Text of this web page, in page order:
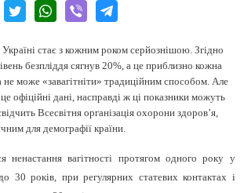
стає з кожним роком серйознішою. Згідно
безпліддя сягнув 20%, а це приблизно кожна
не може «завагітніти» традиційним способом. Але
офіційні дані, насправді ж ці показники можуть
Всесвітня організація охорони здоров’я,
для демографії країни.
ненастання вагітності протягом одного року у
30 років, при регулярних статевих контактах і